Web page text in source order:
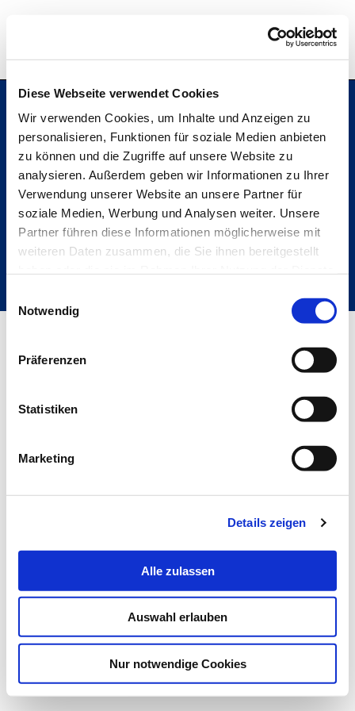
Diese Webseite verwendet Cookies
Wir verwenden Cookies, um Inhalte und Anzeigen zu
personalisieren, Funktionen für soziale Medien anbieten
zu können und die Zugriffe auf unsere Website zu
analysieren. Außerdem geben wir Informationen zu Ihrer
Verwendung unserer Website an unsere Partner für
soziale Medien, Werbung und Analysen weiter. Unsere
Partner führen diese Informationen möglicherweise mit
weiteren Daten zusammen, die Sie ihnen bereitgestellt
Notwendig
Präferenzen
Statistiken
Marketing
Details zeigen
Alle zulassen
Auswahl erlauben
Nur notwendige Cookies
Hochschule Bremerhaven
Kontakt
An der Karlstadt 8
27568 Bremerhaven
Ressourcen
Folge uns
Metabar